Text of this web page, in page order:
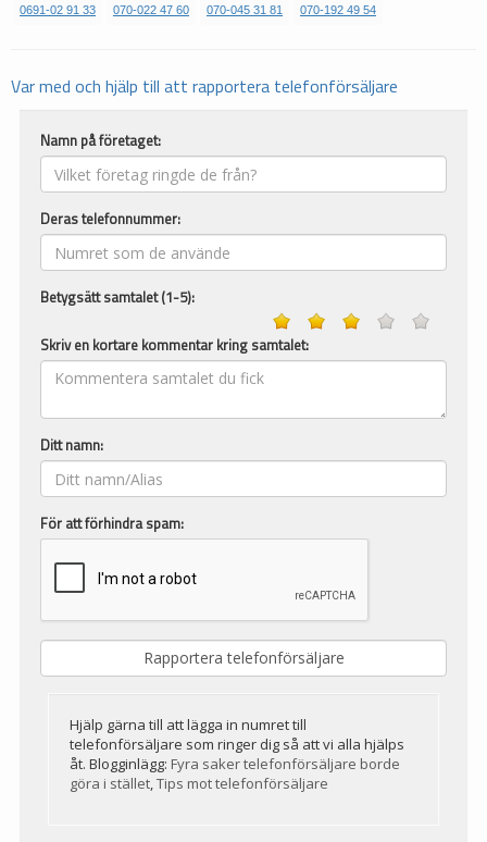
0691-02 91 33 070-022 47 60 070-045 31 81 070-192 49 54
Var med och hjälp till att rapportera telefonförsäljare
Namn på företaget:
Deras telefonnummer:
Betygsätt samtalet (1-5):
Skriv en kortare kommentar kring samtalet:
Ditt namn:
För att förhindra spam:
Hjälp gärna till att lägga in numret till
telefonförsäljare som ringer dig så att vi alla hjälps
åt. Blogginlägg: Fyra saker telefonförsäljare borde
göra i stället,Tips mot telefonförsäljare